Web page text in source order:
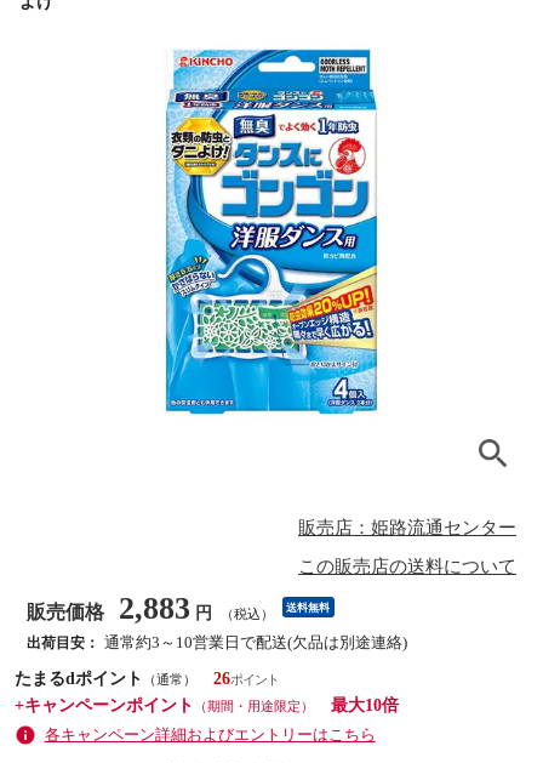
販売店：姫路流通センター
この販売店の送料について
販売価格 2,883 円 （税込） 送料無料
出荷目安： 通常約3～10営業日で配送(欠品は別途連絡)
たまるdポイント
（通常）
26
+キャンペーンポイント
（期間・用途限定）
最大10倍
各キャンペーン詳細およびエントリーはこちら